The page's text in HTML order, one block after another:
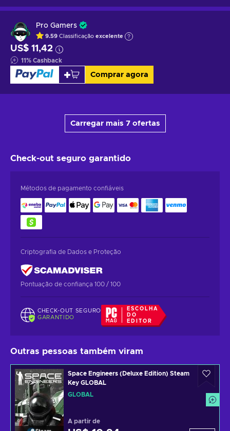
Pro Gamers
9.59 Classificação excelente
US$ 11,42
11% Cashback
Comprar agora
Carregar mais 7 ofertas
Check-out seguro garantido
Métodos de pagamento confiáveis
Criptografia de Dados e Proteção
Pontuação de confiança 100 / 100
CHECK-OUT SEGURO
GARANTIDO
ESCOLHA
DO
EDITOR
Outras pessoas também viram
Space Engineers (Deluxe Edition) Steam
Key GLOBAL
GLOBAL
A partir de